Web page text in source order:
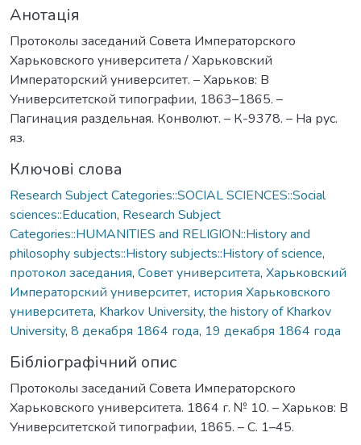
Анотація
Протоколы заседаний Совета Императорского
Харьковского университета / Харьковский
Императорский университет. – Харьков: В
Университетской типографии, 1863–1865. –
Пагинация раздельная. Конволют. – К-9378. – На рус.
яз.
Ключові слова
Research Subject Categories::SOCIAL SCIENCES::Social
sciences::Education, Research Subject
Categories::HUMANITIES and RELIGION::History and
philosophy subjects::History subjects::History of science,
протокол заседания, Совет университета, Харьковский
Императорский университет, история Харьковского
университета, Kharkov University, the history of Kharkov
University, 8 декабря 1864 года, 19 декабря 1864 года
Бібліографічний опис
Протоколы заседаний Совета Императорского
Харьковского университета. 1864 г. № 10. – Харьков: В
Университетской типографии, 1865. – С. 1–45.